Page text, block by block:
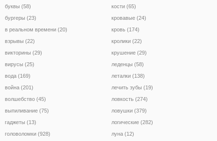
буквы (58)
бургеры (23)
в реальном времени (20)
взрывы (22)
викторины (29)
вирусы (25)
вода (169)
война (201)
волшебство (45)
выпиливание (75)
гаджеты (13)
головоломки (928)
кости (65)
кровавые (24)
кровь (174)
кролики (22)
крушение (29)
леденцы (58)
леталки (138)
лечить зубы (19)
ловкость (274)
ловушки (379)
логические (282)
луна (12)